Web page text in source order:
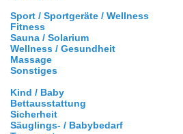
Sport / Sportgeräte / Wellness
Fitness
Sauna / Solarium
Wellness / Gesundheit
Massage
Sonstiges
Kind / Baby
Bettausstattung
Sicherheit
Säuglings- / Babybedarf